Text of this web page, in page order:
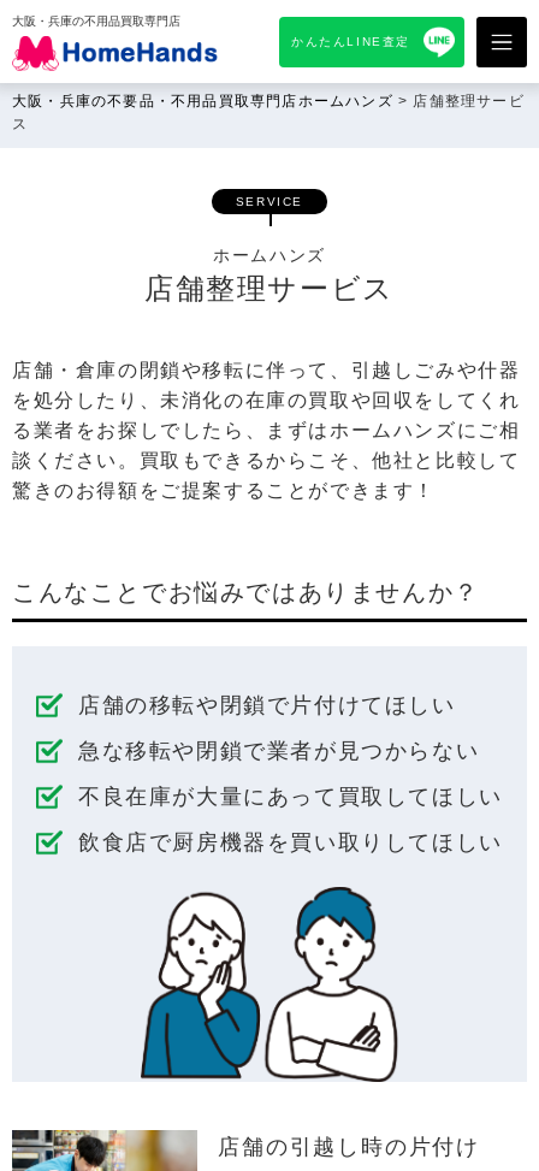
大阪・兵庫の不用品買取専門店
かんたんLINE査定
大阪・兵庫の不要品・不用品買取専門店ホームハンズ > 店舗整理サービ
ス
SERVICE
ホームハンズ
店舗整理サービス
店舗・倉庫の閉鎖や移転に伴って、引越しごみや什器
を処分したり、未消化の在庫の買取や回収をしてくれ
る業者をお探しでしたら、まずはホームハンズにご相
談ください。買取もできるからこそ、他社と⽐較して
驚きのお得額をご提案することができます！
こんなことでお悩みではありませんか？
店舗の移転や閉鎖で⽚付けてほしい
急な移転や閉鎖で業者が⾒つからない
不良在庫が⼤量にあって買取してほしい
飲⾷店で厨房機器を買い取りしてほしい
店舗の引越し時の⽚付け